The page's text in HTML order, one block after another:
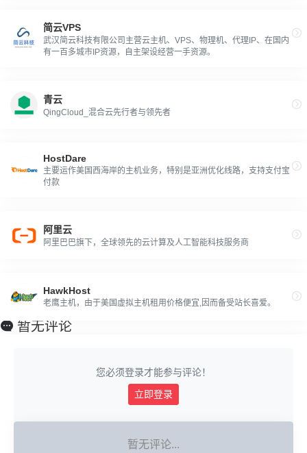
简云VPS
武汉简云科技有限公司主营云主机、VPS、物理机、代理IP、在国内
有一百多城市IP资源，自主架设经营一手资源。
青云
QingCloud_混合云先行者与领先者
HostDare
主要运作美国西海岸的主机业务，特别是亚洲优化线路，支持支付宝
付款
阿里云
阿里巴巴旗下，全球领先的云计算及人工智能科技服务商
HawkHost
老鹰主机，由于美国虚拟主机租用价格便宜,因而备受站长喜爱。
暂无评论
您必须登录才能参与评论！
立即登录
暂无评论...